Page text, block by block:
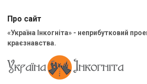
Про сайт
«Україна Інкогніта» - неприбутковий
краєзнавства.